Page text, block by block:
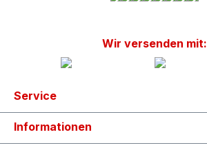
Wir versenden mit:
Service
Informationen